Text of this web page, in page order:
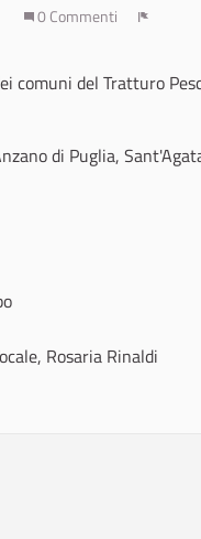
0 Commenti
comuni del Tratturo
di Puglia,
Rosaria Rinaldi